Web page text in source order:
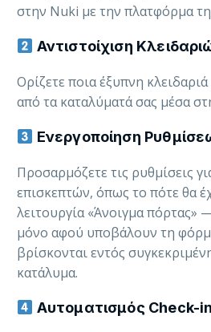
στην Nuki με την πλατφόρμα
Αντιστοίχιση
Ορίζετε ποια έξυπνη
από τα καταλύματά σας μέσα
Ενεργοποίηση
Προσαρμόζετε τις ρυθμίσεις
επισκεπτών, όπως το πότε θα
λειτουργία «Άνοιγμα πόρτας»
μόνο αφού υποβάλουν τη
βρίσκονται εντός
κατάλυμα.
Αυτοματισμός Check-in